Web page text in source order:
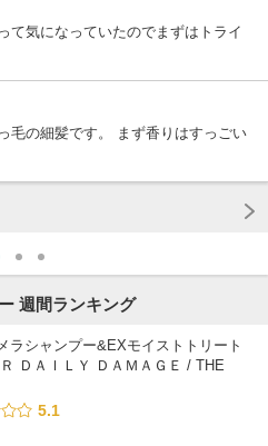
て気になっていたのでまずはトライ
毛の細髪です。 まず香りはすっごい
週間ランキング
ラシャンプー&EXモイストトリート
ＤＡＩＬＹ ＤＡＭＡＧＥ / THE
5.1